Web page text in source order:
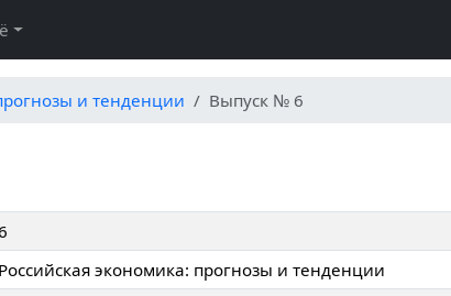
и тенденции Выпуск № 6
Российская экономика: прогнозы и тенденции